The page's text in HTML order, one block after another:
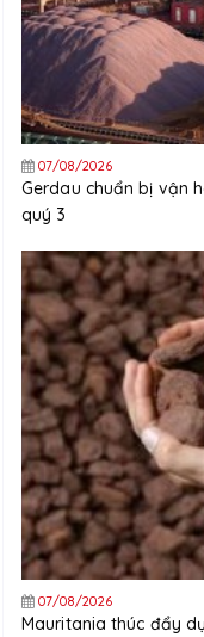
07/08/2026
Gerdau chuẩn bị vận
quý 3
07/08/2026
Mauritania thúc đẩy